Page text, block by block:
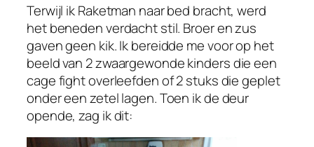
Terwijl ik Raketman naar bed bracht, werd
het beneden verdacht stil. Broer en zus
gaven geen kik. Ik bereidde me voor op het
beeld van 2 zwaargewonde kinders die een
cage fight overleefden of 2 stuks die geplet
onder een zetel lagen. Toen ik de deur
opende, zag ik dit: